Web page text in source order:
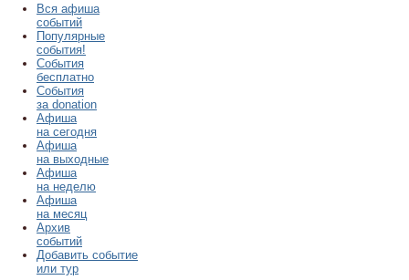
Вся афиша
событий
Популярные
события!
События
бесплатно
События
за donation
Афиша
на сегодня
Афиша
на выходные
Афиша
на неделю
Афиша
на месяц
Архив
событий
Добавить событие
или тур